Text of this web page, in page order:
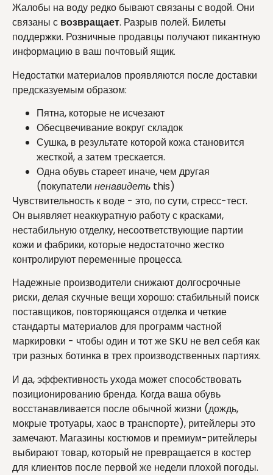
Жалобы на воду редко бывают связаны с водой. Они
связаны с возвращает. Разрыв полей. Билеты
поддержки. Розничные продавцы получают пикантную
информацию в ваш почтовый ящик.
Недостатки материалов проявляются после доставки
предсказуемым образом:
Пятна, которые не исчезают
Обесцвечивание вокруг складок
Сушка, в результате которой кожа становится
жесткой, а затем трескается.
Одна обувь стареет иначе, чем другая
(покупатели ненавидеть this)
Чувствительность к воде - это, по сути, стресс-тест.
Он выявляет неаккуратную работу с красками,
нестабильную отделку, несоответствующие партии
кожи и фабрики, которые недостаточно жестко
контролируют переменные процесса.
Надежные производители снижают долгосрочные
риски, делая скучные вещи хорошо: стабильный поиск
поставщиков, повторяющаяся отделка и четкие
стандарты материалов для программ частной
маркировки - чтобы один и тот же SKU не вел себя как
три разных ботинка в трех производственных партиях.
И да, эффективность ухода может способствовать
позиционированию бренда. Когда ваша обувь
восстанавливается после обычной жизни (дождь,
мокрые тротуары, хаос в транспорте), ритейлеры это
замечают. Магазины костюмов и премиум-ритейлеры
выбирают товар, который не превращается в костер
для клиентов после первой же недели плохой погоды.